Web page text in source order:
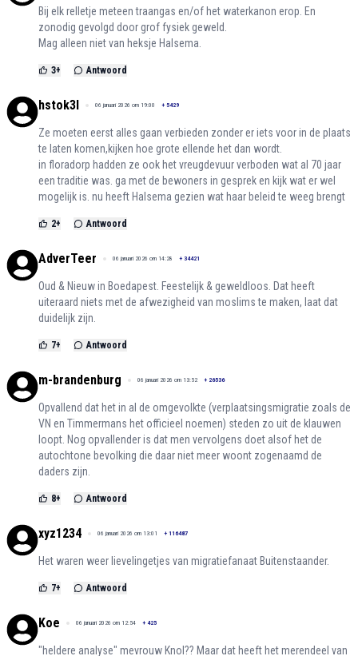
Bij elk relletje meteen traangas en/of het waterkanon erop. En
zonodig gevolgd door grof fysiek geweld.
Mag alleen niet van heksje Halsema.
3+ Antwoord
hstok3l 06 januari 2026 om 19:00 + 5429
Ze moeten eerst alles gaan verbieden zonder er iets voor in de plaats
te laten komen,kijken hoe grote ellende het dan wordt.
in floradorp hadden ze ook het vreugdevuur verboden wat al 70 jaar
een traditie was. ga met de bewoners in gesprek en kijk wat er wel
mogelijk is. nu heeft Halsema gezien wat haar beleid te weeg brengt
2+ Antwoord
AdverTeer 06 januari 2026 om 14:28 + 34421
Oud & Nieuw in Boedapest. Feestelijk & geweldloos. Dat heeft
uiteraard niets met de afwezigheid van moslims te maken, laat dat
duidelijk zijn.
7+ Antwoord
m-brandenburg 06 januari 2026 om 13:52 + 26536
Opvallend dat het in al de omgevolkte (verplaatsingsmigratie zoals de
VN en Timmermans het officieel noemen) steden zo uit de klauwen
loopt. Nog opvallender is dat men vervolgens doet alsof het de
autochtone bevolking die daar niet meer woont zogenaamd de
daders zijn.
8+ Antwoord
xyz1234 06 januari 2026 om 13:01 + 116487
Het waren weer lievelingetjes van migratiefanaat Buitenstaander.
7+ Antwoord
Koe 06 januari 2026 om 12:54 + 425
"heldere analyse" mevrouw Knol?? Maar dat heeft het merendeel van